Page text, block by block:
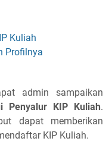
Kuliah
Profilnya
admin sampaikan
Penyalur KIP Kuliah.
dapat memberikan
KIP Kuliah.